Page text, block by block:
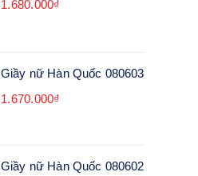
1.680.000₫
Giầy nữ Hàn Quốc 080603
1.670.000₫
Giầy nữ Hàn Quốc 080602